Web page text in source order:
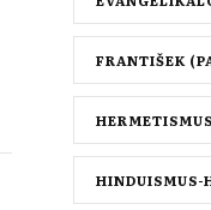
FRANTIŠEK
HERMETISMUS
HINDUISMUS-